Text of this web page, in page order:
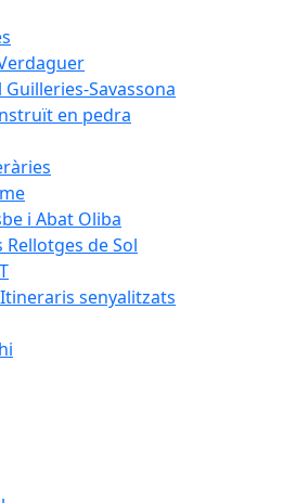
Savassona
en pedra
i Abat Oliba
Rellotges de Sol
senyalitzats